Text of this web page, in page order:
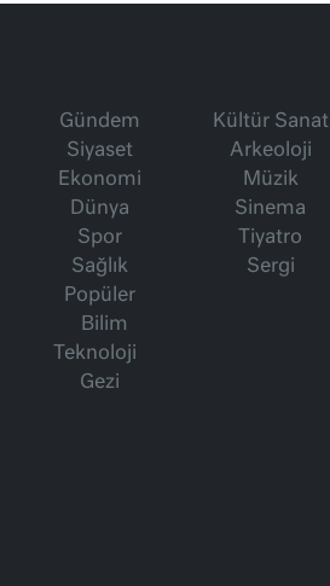
Gündem
Siyaset
Ekonomi
Dünya
Spor
Sağlık
Popüler
Bilim
Teknoloji
Gezi
Kültür Sanat
Arkeoloji
Müzik
Sinema
Tiyatro
Sergi